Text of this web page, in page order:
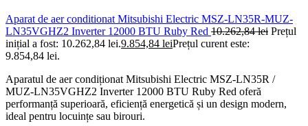
Aparat de aer conditionat Mitsubishi Electric MSZ-LN35R-MUZ-
LN35VGHZ2 Inverter 12000 BTU Ruby Red 10.262,84lei Prețul
inițial a fost: 10.262,84 lei.9.854,84 leiPrețul curent este:
9.854,84 lei.
Aparatul de aer condiționat Mitsubishi Electric MSZ-LN35R /
MUZ-LN35VGHZ2 Inverter 12000 BTU Ruby Red oferă
performanță superioară, eficiență energetică și un design modern,
ideal pentru locuințe sau birouri.